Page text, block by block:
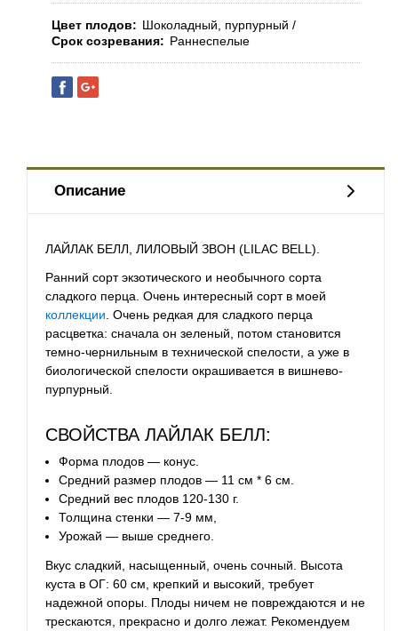
Цвет плодов
Шоколадный, пурпурный
Срок созревания
Раннеспелые
Описание
ЛАЙЛАК БЕЛЛ, ЛИЛОВЫЙ ЗВОН (LILAC BELL).
Ранний сорт экзотического и необычного сорта
сладкого перца. Очень интересный сорт в моей
коллекции . Очень редкая для сладкого перца
расцветка: сначала он зеленый, потом становится
темно-чернильным в технической спелости, а уже в
биологической спелости окрашивается в вишнево-
пурпурный.
СВОЙСТВА ЛАЙЛАК БЕЛЛ:
Форма плодов — конус.
Средний размер плодов — 11 см * 6 см.
Средний вес плодов 120-130 г.
Толщина стенки — 7-9 мм,
Урожай — выше среднего.
Вкус сладкий, насыщенный, очень сочный. Высота
куста в ОГ: 60 см, крепкий и высокий, требует
надежной опоры. Плоды ничем не повреждаются и не
трескаются, прекрасно и долго лежат. Рекомендуем